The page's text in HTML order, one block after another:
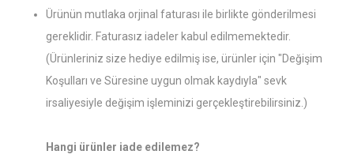
Ürünün mutlaka orjinal faturası ile birlikte gönderilmesi
gereklidir. Faturasız iadeler kabul edilmemektedir.
(Ürünleriniz size hediye edilmiş ise, ürünler için "Değişim
Koşulları ve Süresine uygun olmak kaydıyla" sevk
irsaliyesiyle değişim işleminizi gerçekleştirebilirsiniz.)
Hangi ürünler iade edilemez?